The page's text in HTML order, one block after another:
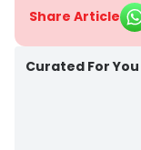
Share Article
Curated For You